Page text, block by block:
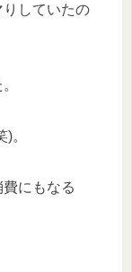
していたの
。
にもなる